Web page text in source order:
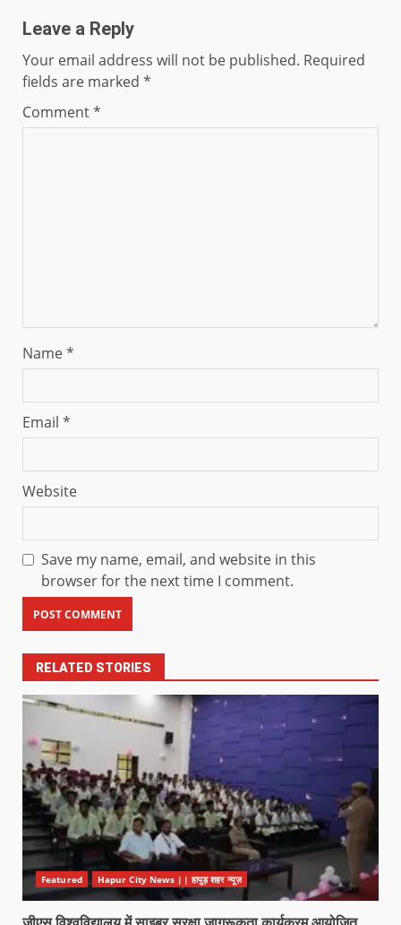
Leave a Reply
Your email address will not be published. Required
fields are marked *
Comment*
Name*
Email *
Website
Save my name, email, and website in this
browser for the next time I comment.
RELATED STORIES
Featured Hapur City News || हापुड़ शहर न्यूज़